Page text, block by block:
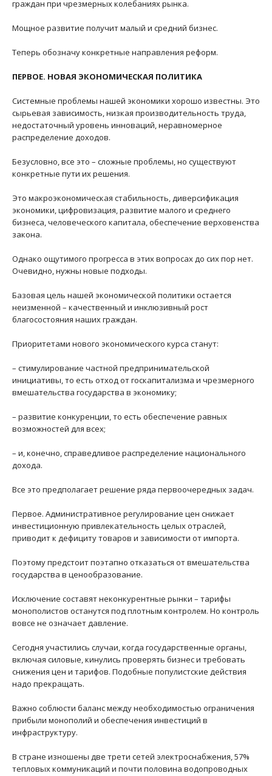
граждан при чрезмерных колебаниях рынка.
Мощное развитие получит малый и средний бизнес.
Теперь обозначу конкретные направления реформ.
ПЕРВОЕ. НОВАЯ ЭКОНОМИЧЕСКАЯ ПОЛИТИКА
Системные проблемы нашей экономики хорошо известны. Это
сырьевая зависимость, низкая производительность труда,
недостаточный уровень инноваций, неравномерное
распределение доходов.
Безусловно, все это – сложные проблемы, но существуют
конкретные пути их решения.
Это макроэкономическая стабильность, диверсификация
экономики, цифровизация, развитие малого и среднего
бизнеса, человеческого капитала, обеспечение верховенства
закона.
Однако ощутимого прогресса в этих вопросах до сих пор нет.
Очевидно, нужны новые подходы.
Базовая цель нашей экономической политики остается
неизменной – качественный и инклюзивный рост
благосостояния наших граждан.
Приоритетами нового экономического курса станут:
– стимулирование частной предпринимательской
инициативы, то есть отход от госкапитализма и чрезмерного
вмешательства государства в экономику;
– развитие конкуренции, то есть обеспечение равных
возможностей для всех;
– и, конечно, справедливое распределение национального
дохода.
Все это предполагает решение ряда первоочередных задач.
Первое. Административное регулирование цен снижает
инвестиционную привлекательность целых отраслей,
приводит к дефициту товаров и зависимости от импорта.
Поэтому предстоит поэтапно отказаться от вмешательства
государства в ценообразование.
Исключение составят неконкурентные рынки – тарифы
монополистов останутся под плотным контролем. Но контроль
вовсе не означает давление.
Сегодня участились случаи, когда государственные органы,
включая силовые, кинулись проверять бизнес и требовать
снижения цен и тарифов. Подобные популистские действия
надо прекращать.
Важно соблюсти баланс между необходимостью ограничения
прибыли монополий и обеспечения инвестиций в
инфраструктуру.
В стране изношены две трети сетей электроснабжения, 57%
тепловых коммуникаций и почти половина водопроводных